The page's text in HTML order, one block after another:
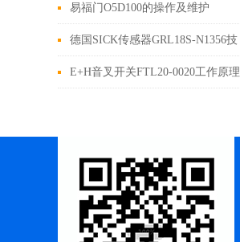
PT100/TFP104-000工作原理
易福门O5D100的操作及维护
德国SICK传感器GRL18S-N1356技
术参数
E+H音叉开关FTL20-0020工作原理